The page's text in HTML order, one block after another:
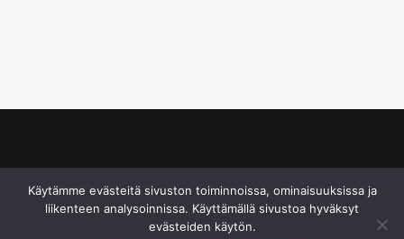
Käytämme evästeitä sivuston toiminnoissa, ominaisuuksissa ja
liikenteen analysoinnissa. Käyttämällä sivustoa hyväksyt
evästeiden käytön.